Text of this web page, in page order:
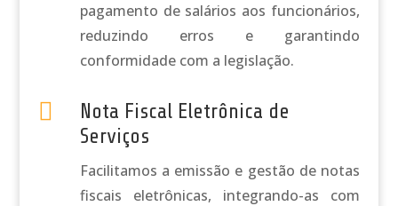
pagamento de salários aos funcionários,
reduzindo erros e garantindo
conformidade com a legislação.

Nota Fiscal Eletrônica de
Serviços
Facilitamos a emissão e gestão de notas
fiscais eletrônicas, integrando-as com